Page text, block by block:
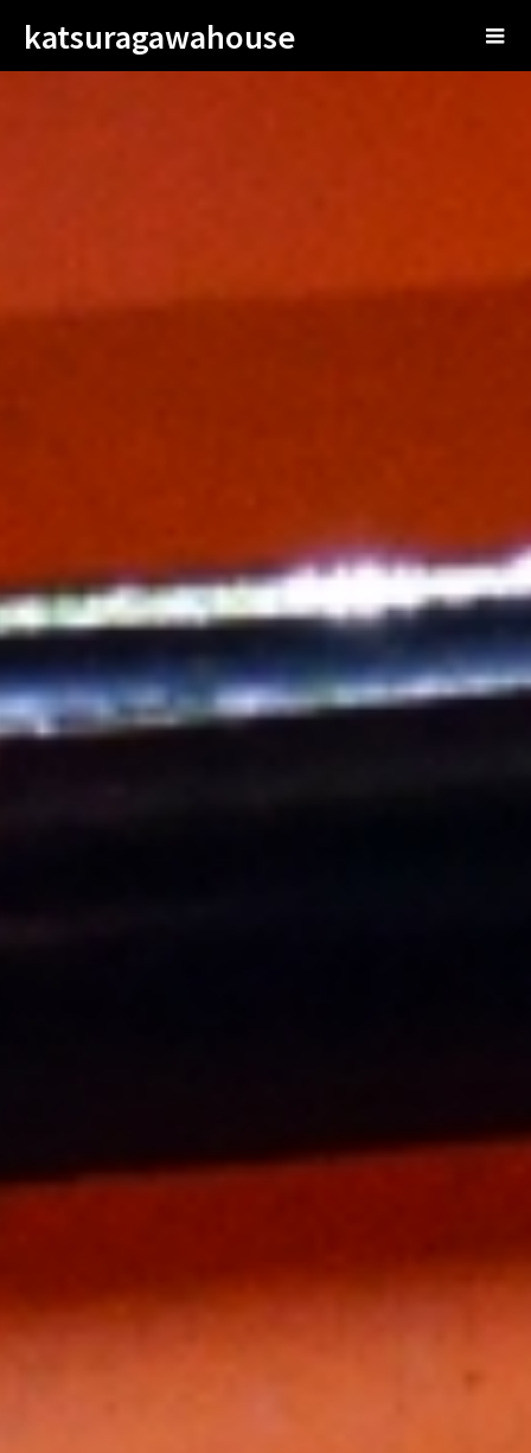
katsuragawahouse